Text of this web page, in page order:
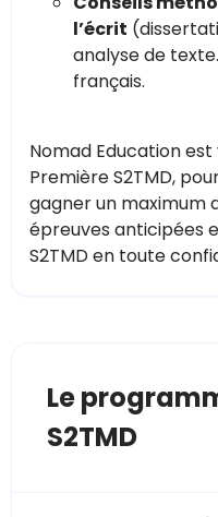
l’écrit
analyse de
français.
Nomad Education
Première S2TMD,
gagner un maximum
épreuves anticipées
S2TMD en toute
Le
S2TMD